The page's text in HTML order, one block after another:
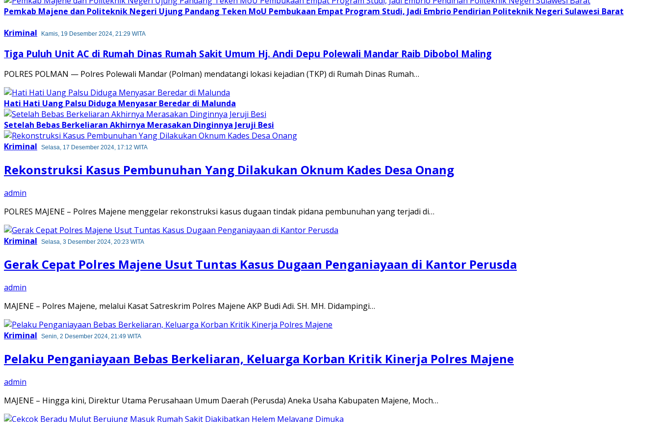
Pemkab Majene dan Politeknik Negeri Ujung Pandang Teken MoU Pembukaan Empat Program Studi, Jadi Embrio Pendirian Politeknik Negeri Sulawesi Barat
Kriminal
Kamis, 19 Desember 2024, 21:29 WITA
Tiga Puluh Unit AC di Rumah Dinas Rumah Sakit Umum Hj. Andi Depu Polewali Mandar Raib Dibobol Maling
POLRES POLMAN — Polres Polewali Mandar (Polman) mendatangi lokasi kejadian (TKP) di Rumah Dinas Rumah…
Hati Hati Uang Palsu Diduga Menyasar Beredar di Malunda
Setelah Bebas Berkeliaran Akhirnya Merasakan Dinginnya Jeruji Besi
Kriminal
Selasa, 17 Desember 2024, 17:12 WITA
Rekonstruksi Kasus Pembunuhan Yang Dilakukan Oknum Kades Desa Onang
admin
POLRES MAJENE – Polres Majene menggelar rekonstruksi kasus dugaan tindak pidana pembunuhan yang terjadi di…
Kriminal Selasa, 3 Desember 2024, 20:23 WITA
Gerak Cepat Polres Majene Usut Tuntas Kasus Dugaan Penganiayaan di Kantor Perusda
admin
MAJENE – Polres Majene, melalui Kasat Satreskrim Polres Majene AKP Budi Adi. SH. MH. Didampingi…
Kriminal Senin, 2 Desember 2024, 21:49 WITA
Pelaku Penganiayaan Bebas Berkeliaran, Keluarga Korban Kritik Kinerja Polres Majene
admin
MAJENE – Hingga kini, Direktur Utama Perusahaan Umum Daerah (Perusda) Aneka Usaha Kabupaten Majene, Moch…